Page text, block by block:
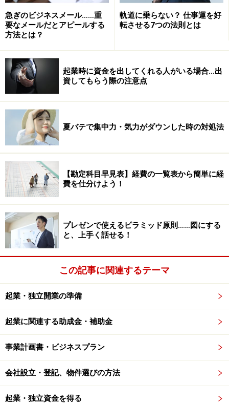
急ぎのビジネスメール……重
要なメールだとアピールする
方法とは？
軌道に乗らない？ 仕事運を好
転させる7つの法則とは
起業時に資金を出してくれる人がいる場合…出
資してもらう際の注意点
夏バテで集中力・気力がダウンした時の対処法
【勘定科目早見表】経費の一覧表から簡単に経
費を仕分けよう！
プレゼンで使えるピラミッド原則……図にする
と、上手く話せる！
この記事に関連するテーマ
起業・独立開業の準備
起業に関連する助成金・補助金
事業計画書・ビジネスプラン
会社設立・登記、物件選びの方法
起業・独立資金を得る